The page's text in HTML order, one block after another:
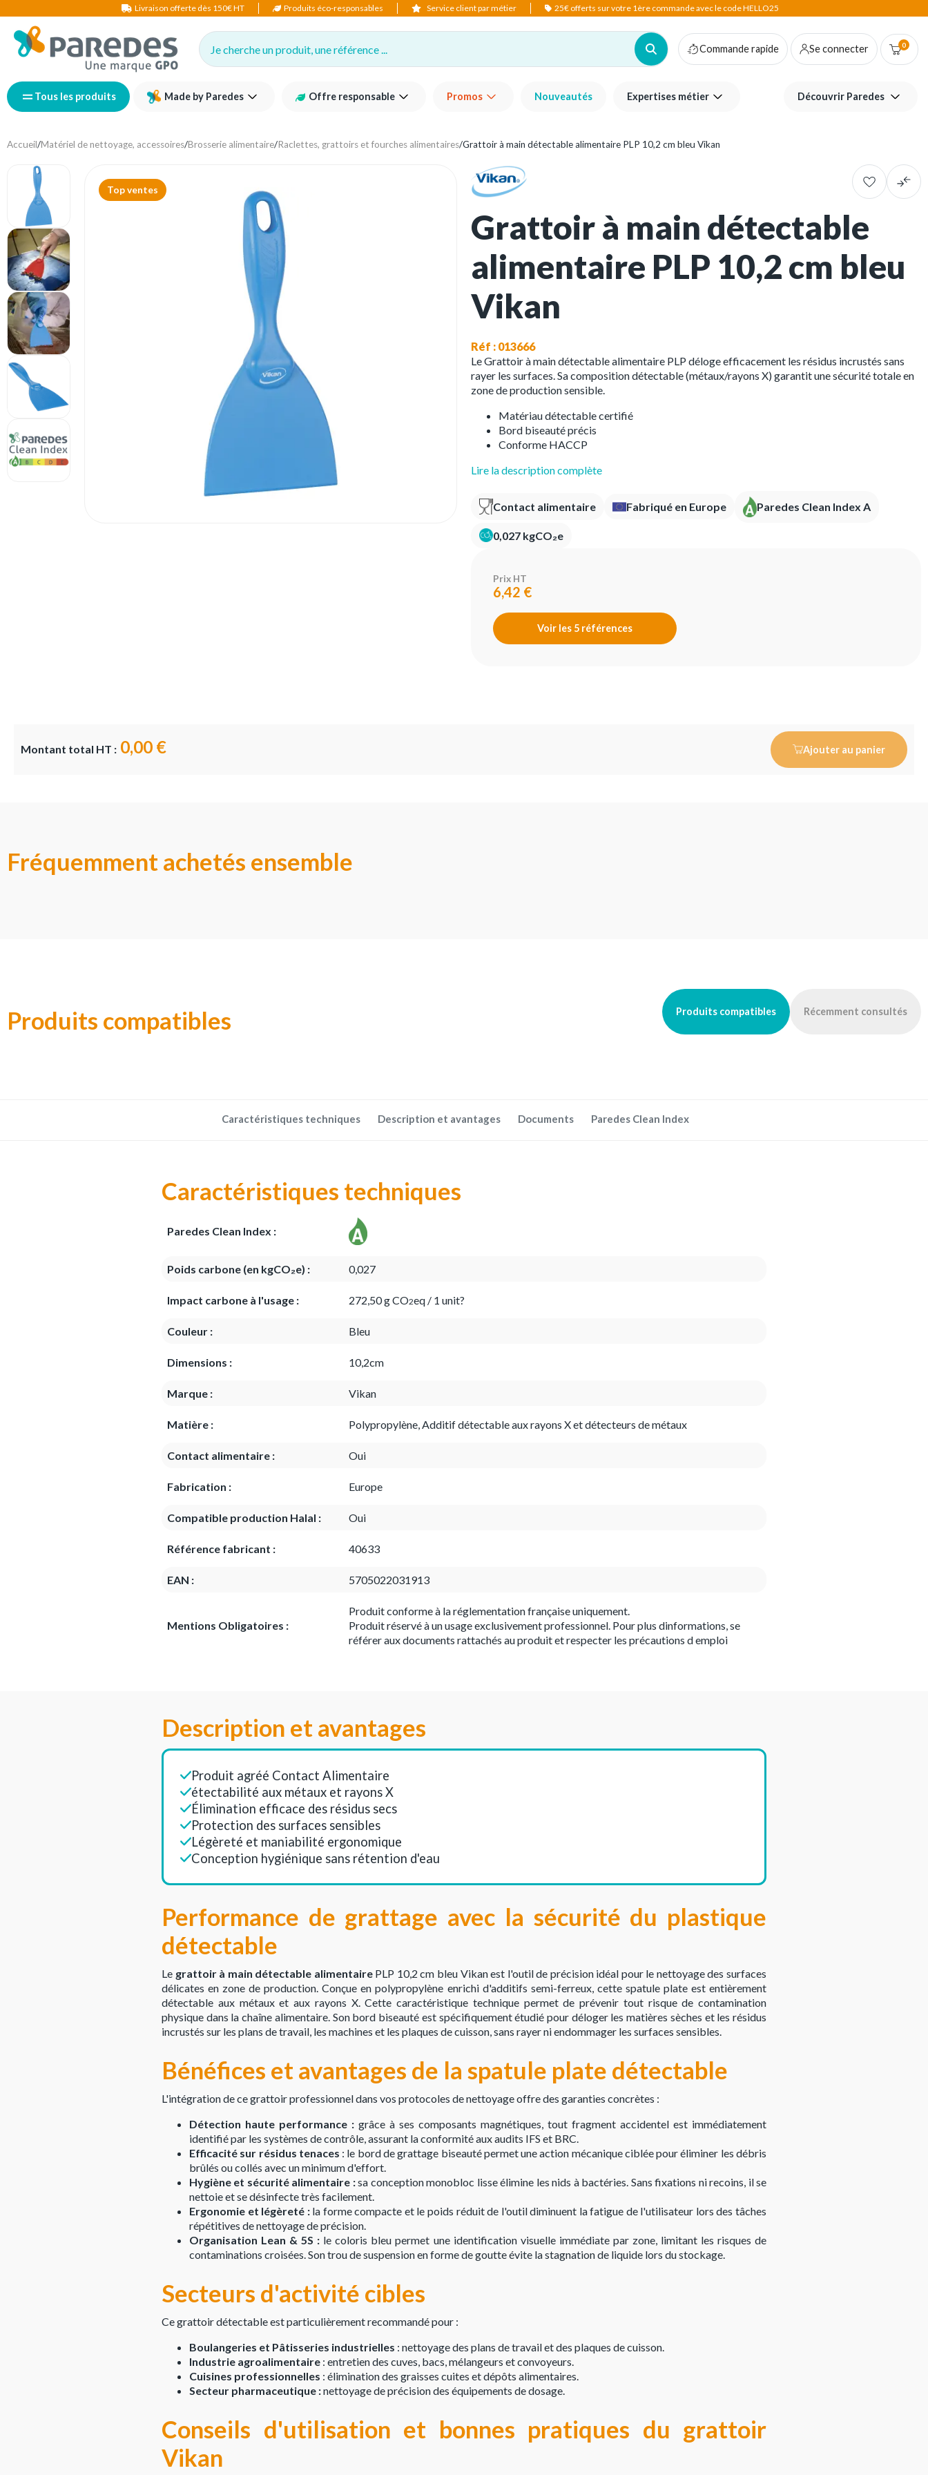
Livraison offerte dès 150€ HT Produits éco-responsables Service client par métier 25€ offerts sur votre 1ère commande avec le code HELLO25
Je cherche un produit, une référence ... Commande rapide Se connecter 0
Tous les produits Made by Paredes Offre responsable Promos Nouveautés Expertises métier Découvrir Paredes
Accueil/Matériel de nettoyage, accessoires/Brosserie alimentaire/Raclettes, grattoirs et fourches alimentaires/Grattoir à main détectable alimentaire PLP 10,2 cm bleu Vikan
Top ventes
Grattoir à main détectable
alimentaire PLP 10,2 cm bleu
Vikan
Réf : 013666
Le Grattoir à main détectable alimentaire PLP déloge efficacement les résidus incrustés sans
rayer les surfaces. Sa composition détectable (métaux/rayons X) garantit une sécurité totale en
zone de production sensible.
Matériau détectable certifié
Bord biseauté précis
Conforme HACCP
Lire la description complète
Contact alimentaire Fabriqué en Europe Paredes Clean Index A
0,027 kgCO₂e
Prix HT
6,42 €
Voir les 5 références
Montant total HT : 0,00 € Ajouter au panier
Fréquemment achetés ensemble
Produits compatibles Produits compatibles Récemment consultés
Caractéristiques techniques Description et avantages Documents Paredes Clean Index
Caractéristiques techniques
Paredes Clean Index :
Poids carbone (en kgCO₂e) : 0,027
Impact carbone à l'usage : 272,50 g CO2eq / 1 unit?
Couleur : Bleu
Dimensions : 10,2cm
Marque : Vikan
Matière : Polypropylène, Additif détectable aux rayons X et détecteurs de métaux
Contact alimentaire : Oui
Fabrication : Europe
Compatible production Halal : Oui
Référence fabricant : 40633
EAN : 5705022031913
Mentions Obligatoires :
Produit conforme à la réglementation française uniquement.
Produit réservé à un usage exclusivement professionnel. Pour plus dinformations, se
référer aux documents rattachés au produit et respecter les précautions d emploi
Description et avantages
Produit agréé Contact Alimentaire
étectabilité aux métaux et rayons X
Élimination efficace des résidus secs
Protection des surfaces sensibles
Légèreté et maniabilité ergonomique
Conception hygiénique sans rétention d'eau
Performance de grattage avec la sécurité du plastique
détectable
Le grattoir à main détectable alimentaire PLP 10,2 cm bleu Vikan est l'outil de précision idéal pour le nettoyage des surfaces
délicates en zone de production. Conçue en polypropylène enrichi d'additifs semi-ferreux, cette spatule plate est entièrement
détectable aux métaux et aux rayons X. Cette caractéristique technique permet de prévenir tout risque de contamination
physique dans la chaîne alimentaire. Son bord biseauté est spécifiquement étudié pour déloger les matières sèches et les résidus
incrustés sur les plans de travail, les machines et les plaques de cuisson, sans rayer ni endommager les surfaces sensibles.
Bénéfices et avantages de la spatule plate détectable
L'intégration de ce grattoir professionnel dans vos protocoles de nettoyage offre des garanties concrètes :
Détection haute performance : grâce à ses composants magnétiques, tout fragment accidentel est immédiatement
identifié par les systèmes de contrôle, assurant la conformité aux audits IFS et BRC.
Efficacité sur résidus tenaces : le bord de grattage biseauté permet une action mécanique ciblée pour éliminer les débris
brûlés ou collés avec un minimum d'effort.
Hygiène et sécurité alimentaire :sa conception monobloc lisse élimine les nids à bactéries. Sans fixations ni recoins, il se
nettoie et se désinfecte très facilement.
Ergonomie et légèreté :la forme compacte et le poids réduit de l'outil diminuent la fatigue de l'utilisateur lors des tâches
répétitives de nettoyage de précision.
Organisation Lean & 5S : le coloris bleu permet une identification visuelle immédiate par zone, limitant les risques de
contaminations croisées. Son trou de suspension en forme de goutte évite la stagnation de liquide lors du stockage.
Secteurs d'activité cibles
Ce grattoir détectable est particulièrement recommandé pour :
Boulangeries et Pâtisseries industrielles : nettoyage des plans de travail et des plaques de cuisson.
Industrie agroalimentaire : entretien des cuves, bacs, mélangeurs et convoyeurs.
Cuisines professionnelles : élimination des graisses cuites et dépôts alimentaires.
Secteur pharmaceutique :nettoyage de précision des équipements de dosage.
Conseils d'utilisation et bonnes pratiques du grattoir
Vikan